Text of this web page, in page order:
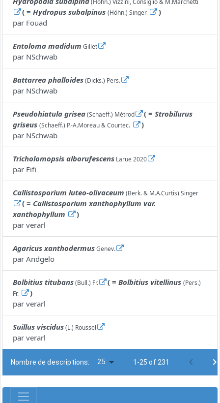
(Höhn.) Vizzini, Consiglio & M.Marchetti
( =Hydropus subalpinus (Höhn.) Singer
)
par Fouad
Entoloma madidum Gillet
par NSchwab
Battarrea phalloides(Dicks.) Pers.
par NSchwab
Pseudohiatula grisea(Schaeff.) Métrod ( =Strobilurus
griseus (Schaeff.) P.-A.Moreau & Courtec.
)
par NSchwab
Tricholomopsis alborufescens Larue 2020
par Fifi
Callistosporium luteo-olivaceum (Berk. & M.A.Curtis) Singer
( = Callistosporium xanthophyllum var.
xanthophyllum
)
par verarl
Agaricus xanthodermusGenev.
par Andgelo
Bolbitius titubans(Bull.) Fr. ( =Bolbitius vitellinus (Pers.)
Fr.
)
par verarl
Suillus viscidus(L.) Roussel
par verarl
Nombre de descriptions: 25 1-25 of 231